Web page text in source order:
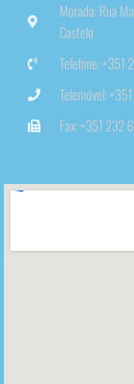
Morada: Rua
Castelo
Telefone: +351
Telemóvel:
Fax: +351 232